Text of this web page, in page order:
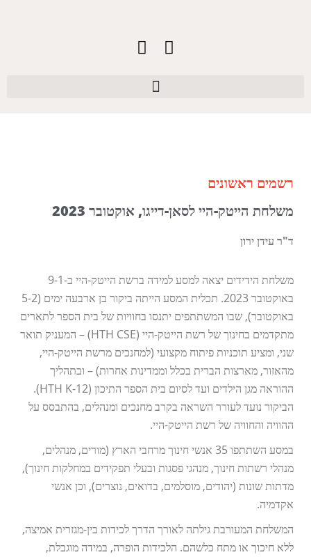
רשמים ראשונים
משלחת הייטק-היי לסאן-דייגו, אוקטובר 2023
ד"ר עידן ירון
משלחת הידידים יצאה למסע למידה ברשת הייטק-היי ב-9-1
באוקטובר 2023. תכלית המסע הייתה ביקור בן ארבעה ימים (5-2
באוקטובר), שבו המשתתפים יתנסו בחוויות של בית הספר לתארים
מתקדמים בחינוך של רשת הייטק-היי (HTH CSE) – המעניק תואר
שני, ומציע תוכניות פיתוח מקצועי (למחנכים מרשת הייטק-היי,
מהאזור, מארצות הברית בכלל וממדינות אחרות) – ובתהליך
ההוראה מגן הילדים ועד לסיום בית הספר התיכון (HTH K-12).
הביקור נועד לעורר השראה בקרב מחנכים ומנהלים, בהתבסס על
ההוויה והחוויה של רשת הייטק-היי.
במסע השתתפו 35 אנשי חינוך מרחבי הארץ (מורים, מנהלים,
מנהלי רשתות חינוך, מנהגי פסגות ובעלי תפקידים במחלקות חינוך),
מדתות שונות (יהודים, מוסלמים, בדואים, נוצרים), וכן אנשי
אקדמיה.
המשלחת המעורבת גילתה לאורך הדרך לכידות בין-מגזרית אמיצה,
ללא חיכוך או מתח כלשהם. הלכידות הופרה, במידה מוגבלת,